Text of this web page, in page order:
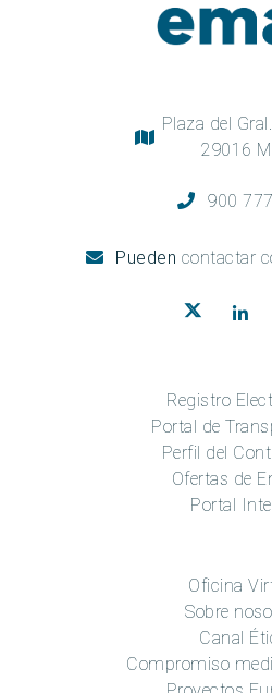
Plaza del
29016
900
Pueden contactar
Registro
Portal de
Perfil del
Ofertas de
Portal
Oficina
Sobre
Canal
Compromiso